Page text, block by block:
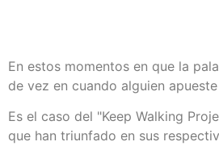
En estos momentos en que la
de vez en cuando alguien
Es el caso del "Keep Walking
que han triunfado en sus